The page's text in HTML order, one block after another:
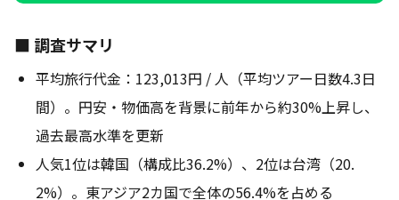
■ 調査サマリ
平均旅行代金：123,013円 / 人（平均ツアー日数4.3日
間）。円安・物価高を背景に前年から約30%上昇し、
過去最高水準を更新
人気1位は韓国（構成比36.2%）、2位は台湾（20.
2%）。東アジア2カ国で全体の56.4%を占める